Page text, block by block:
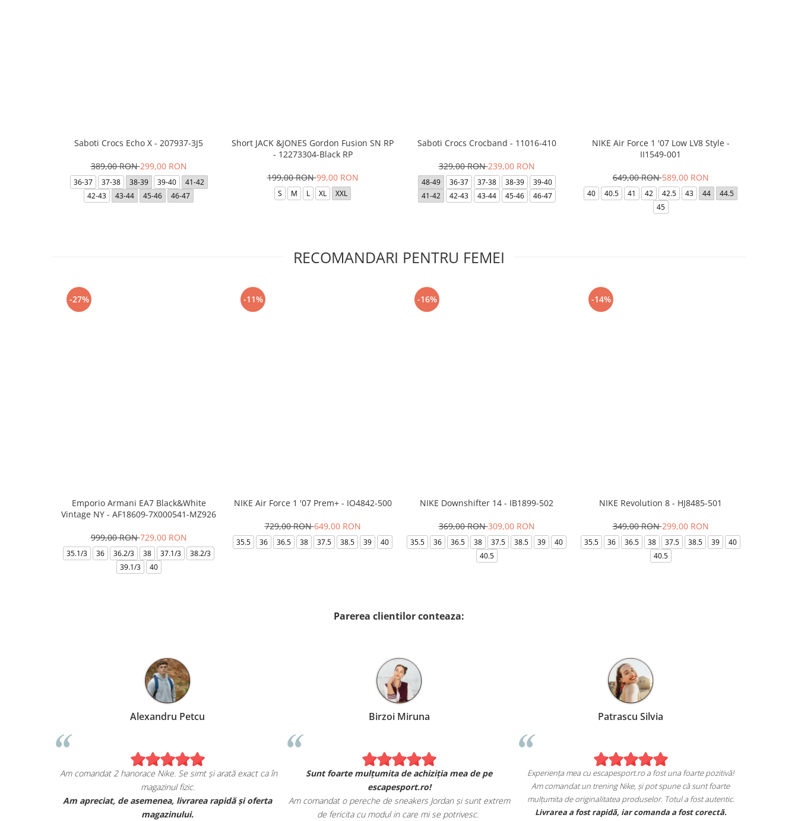
Saboti Crocs Echo X - 207937-3J5
389,00 RON299,00 RON
36-37 37-38 38-39 39-40
41-42
42-43
43-44 45-46 46-47
Short JACK &JONES Gordon Fusion SN RP
- 12273304-Black RP
199,00 RON99,00 RON
S M L XL XXL
Saboti Crocs Crocband - 11016-410
329,00 RON239,00 RON
48-49 36-37 37-38 38-39
39-40
41-42
42-43 43-44 45-46 46-47
NIKE Air Force 1 '07 Low LV8 Style -
II1549-001
649,00 RON589,00 RON
40 40.5 41 42 42.5 43 44
44.5
45
RECOMANDARI PENTRU FEMEI
-27%
Emporio Armani EA7 Black&White
Vintage NY - AF18609-7X000541-MZ926
999,00 RON729,00 RON
35.1/3 36 36.2/3 38 37.1/3
38.2/3
39.1/3
40
-11%
NIKE Air Force 1 '07 Prem+ - IO4842-500
729,00 RON649,00 RON
35.5 36 36.5 38 37.5 38.5 39 40
-16%
NIKE Downshifter 14 - IB1899-502
369,00 RON309,00 RON
35.5 36 36.5 38 37.5 38.5 39
40
40.5
-14%
NIKE Revolution 8 - HJ8485-501
349,00 RON299,00 RON
35.5 36 36.5 38 37.5 38.5 39
40
40.5
Parerea clientilor conteaza:
de achiziția mea de pe
JORDAN, și sunt cu
Alexandru Petcu
Am comandat 2 hanorace Nike. Se simt și arată exact ca în
Am apreciat, de asemenea, livrarea rapidă și oferta
Sunt foarte mulțumita de achiziția mea de pe
Am comandat o pereche de sneakers Jordan și sunt extrem
de fericita cu modul in care mi se potrivesc.
Experiența mea cu escapesport.ro a fost una foarte
Am comandat un trening Nike, și pot spune că sunt foarte
mulțumita de originalitatea produselor. Totul a fost
Livrarea a fost rapidă, iar comanda a fost corectă.